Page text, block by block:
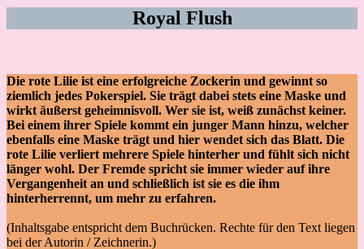
Royal Flush
Die rote Lilie ist eine erfolgreiche Zockerin und gewinnt so
ziemlich jedes Pokerspiel. Sie trägt dabei stets eine Maske und
wirkt äußerst geheimnisvoll. Wer sie ist, weiß zunächst keiner.
Bei einem ihrer Spiele kommt ein junger Mann hinzu, welcher
ebenfalls eine Maske trägt und hier wendet sich das Blatt. Die
rote Lilie verliert mehrere Spiele hinterher und fühlt sich nicht
länger wohl. Der Fremde spricht sie immer wieder auf ihre
Vergangenheit an und schließlich ist sie es die ihm
hinterherrennt, um mehr zu erfahren.
(Inhaltsgabe entspricht dem Buchrücken. Rechte für den Text liegen
bei der Autorin / Zeichnerin.)